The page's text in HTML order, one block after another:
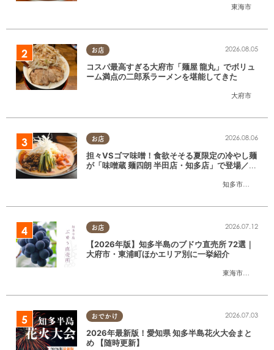
東海市
お店
大府市
2026.08.05
コスパ最高すぎる大府市「麺屋 龍丸」でボリュ
ーム満点の二郎系ラーメンを堪能してきた
お店
知多市
,半田市
2026.08.06
担々VSゴマ味噌！食欲そそる夏限定の冷やし麺
が「味噌蔵 麺四朗 半田店・知多店」で登場／ち
お店
東海市
,大府市
2026.07.12
【2026年版】知多半島のブドウ直売所 72選｜
大府市・東浦町ほかエリア別に一挙紹介
おでかけ 2026.07.03
2026年最新版！愛知県 知多半島花火大会まと
め 【随時更新】